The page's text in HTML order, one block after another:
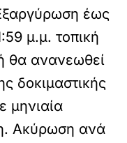
έως
μ.μ. τοπική
θα ανανεωθεί
δοκιμαστικής
μηνιαία
Ακύρωση ανά